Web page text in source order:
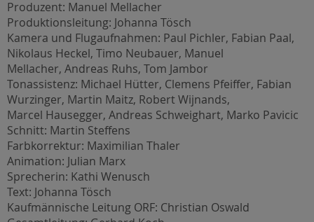
Produzent: Manuel Mellacher
Produktionsleitung: Johanna Tösch
Kamera und Flugaufnahmen: Paul Pichler, Fabian Paal,
Nikolaus Heckel, Timo Neubauer, Manuel
Mellacher, Andreas Ruhs, Tom Jambor
Tonassistenz: Michael Hütter, Clemens Pfeiffer, Fabian
Wurzinger, Martin Maitz, Robert Wijnands,
Marcel Hausegger, Andreas Schweighart, Marko Pavicic
Schnitt: Martin Steffens
Farbkorrektur: Maximilian Thaler
Animation: Julian Marx
Sprecherin: Kathi Wenusch
Text: Johanna Tösch
Kaufmännische Leitung ORF: Christian Oswald